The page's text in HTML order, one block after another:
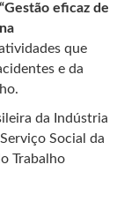
“Gestão eficaz de
que
e da
da Indústria
Social da
Trabalho